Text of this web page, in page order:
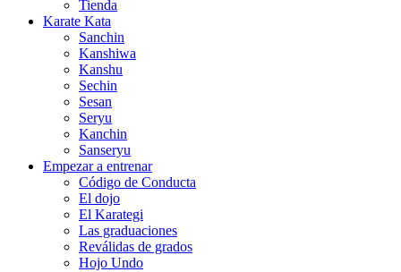
Tienda
Karate Kata
Sanchin
Kanshiwa
Kanshu
Sechin
Sesan
Seryu
Kanchin
Sanseryu
Empezar a entrenar
Código de Conducta
El dojo
El Karategi
Las graduaciones
Reválidas de grados
Hojo Undo